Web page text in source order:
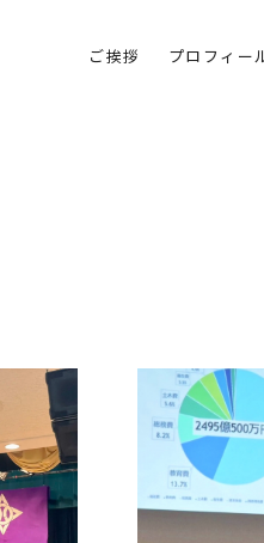
ご挨拶 プロフィー